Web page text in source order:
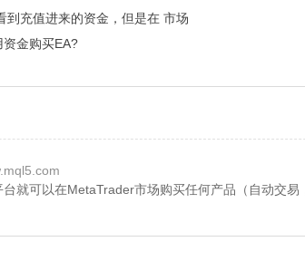
充值进来的资金，但是在 市场
金购买EA?
就可以在MetaTrader市场购买任何产品（自动交